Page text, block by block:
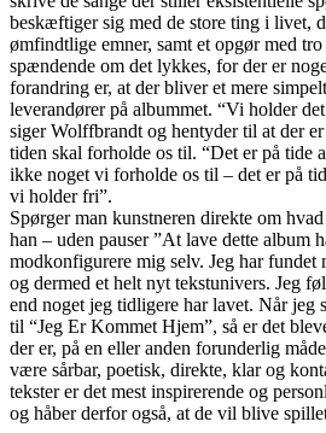
beskæftiger sig med de store ting i livet,
ømfindtlige emner, samt et opgør med
spændende om det lykkes, for der er
forandring er, at der bliver et mere
leverandører på albummet. “Vi holder
siger Wolffbrandt og hentyder til at der
tiden skal forholde os til. “Det er på tide
ikke noget vi forholde os til – det er på
vi holder fri”.
Spørger man kunstneren direkte om
han – uden pauser ”At lave dette album
modkonfigurere mig selv. Jeg har
og dermed et helt nyt tekstunivers. Jeg
end noget jeg tidligere har lavet. Når jeg
til “Jeg Er Kommet Hjem”, så er det
der er, på en eller anden forunderlig
være sårbar, poetisk, direkte, klar og
tekster er det mest inspirerende og
og håber derfor også, at de vil blive